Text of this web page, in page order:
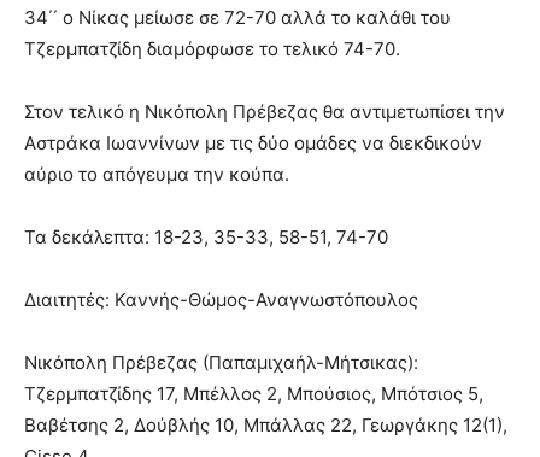
34΄΄ ο Νίκας μείωσε σε 72-70 αλλά το καλάθι του
Τζερμπατζίδη διαμόρφωσε το τελικό 74-70.
Στον τελικό η Νικόπολη Πρέβεζας θα αντιμετωπίσει την
Αστράκα Ιωαννίνων με τις δύο ομάδες να διεκδικούν
αύριο το απόγευμα την κούπα.
Τα δεκάλεπτα: 18-23, 35-33, 58-51, 74-70
Διαιτητές: Καννής-Θώμος-Αναγνωστόπουλος
Νικόπολη Πρέβεζας (Παπαμιχαήλ-Μήτσικας):
Τζερμπατζίδης 17, Μπέλλος 2, Μπούσιος, Μπότσιος 5,
Βαβέτσης 2, Δούβλής 10, Μπάλλας 22, Γεωργάκης 12(1),